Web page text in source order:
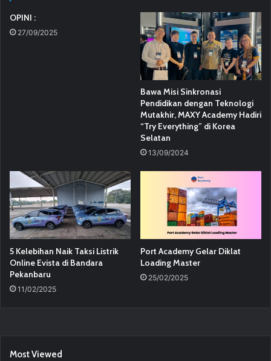
OPINI :
27/09/2025
Bawa Misi Sinkronasi
Pendidikan dengan Teknologi
Mutakhir, MAXY Academy Hadiri
“Try Everything” di Korea
Selatan
13/09/2024
5 Kelebihan Naik Taksi Listrik
Online Evista di Bandara
Pekanbaru
11/02/2025
Port Academy Gelar Diklat
Loading Master
25/02/2025
Most Viewed